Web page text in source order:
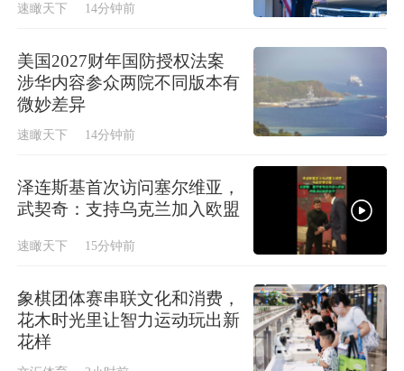
速瞰天下 14分钟前
美国2027财年国防授权法案
涉华内容参众两院不同版本有
微妙差异
速瞰天下 14分钟前
泽连斯基首次访问塞尔维亚，
武契奇：支持乌克兰加入欧盟
速瞰天下 15分钟前
象棋团体赛串联文化和消费，
花木时光里让智力运动玩出新
花样